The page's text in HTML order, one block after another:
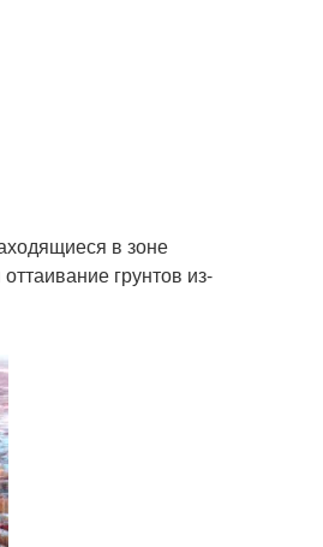
в зоне
грунтов из-